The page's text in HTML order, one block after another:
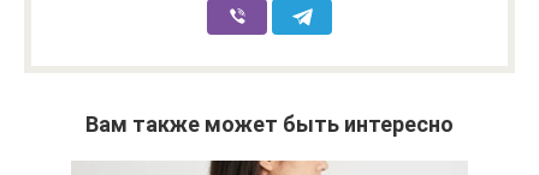
Вам также может быть интересно